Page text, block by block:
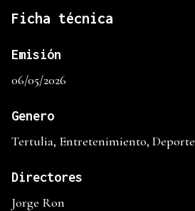
Ficha técnica
Emisión
06/05/2026
Genero
Tertulia, Entretenimiento, Deporte
Directores
Jorge Ron